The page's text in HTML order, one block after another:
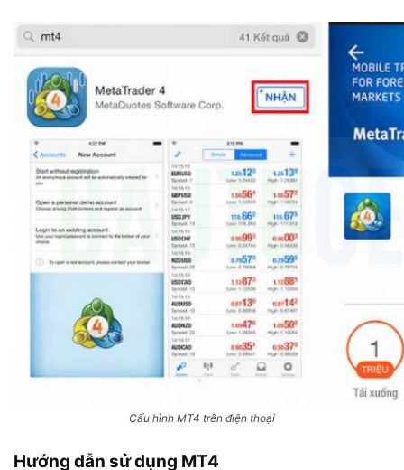
Cấu hình MT4 trên điện thoại
Hướng dẫn sử dụng MT4